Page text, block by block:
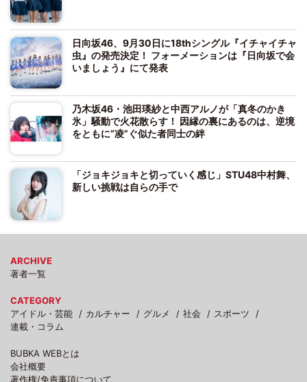
日向坂46、9月30日に18thシングル『イチャイチャ
虫』の発売決定！ フォーメーションは『日向坂で会
いましょう』にて発表
乃木坂46・池田瑛紗と中西アルノが「真冬のかき
氷」騒動で火花散らす！ 因縁の裏にあるのは、逆境
をともに“凌”ぐ似た者同士の絆
「ジョキジョキと切っていく感じ」STU48中村舞、
新しい挑戦は自らの手で
ARCHIVE
著者一覧
CATEGORY
アイドル・芸能
カルチャー グルメ 社会
スポーツ
連載・コラム
BUBKA WEBとは
会社概要
著作権/免責事項について